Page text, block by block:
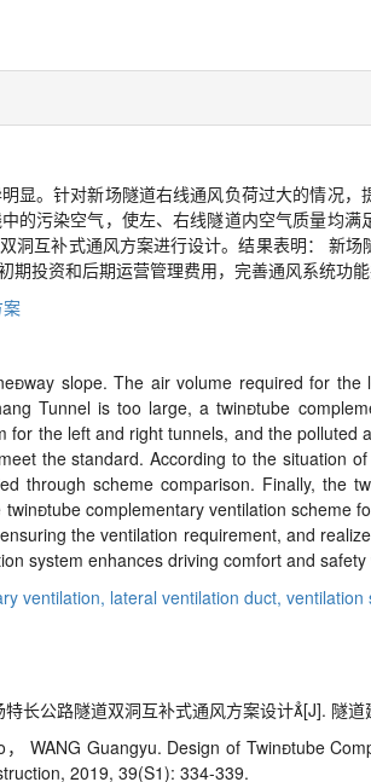
显。针对新场隧道右线通风负荷过大的情况
的污染空气，使左、右线隧道内空气质量均
洞互补式通风方案进行设计。结果表明： 新
投资和后期运营管理费用，完善通风系统功
slope. The air volume required for
Tunnel is too large, a twintube
the left and right tunnels, and the
the standard. According to the situation
through scheme comparison. Finally, the
complementary ventilation scheme
the ventilation requirement, and
system enhances driving comfort and
ventilation, lateral ventilation duct, ventilation
长公路隧道双洞互补式通风方案设计[J]. 隧
WANG Guangyu. Design of Twintube
2019, 39(S1): 334-339.